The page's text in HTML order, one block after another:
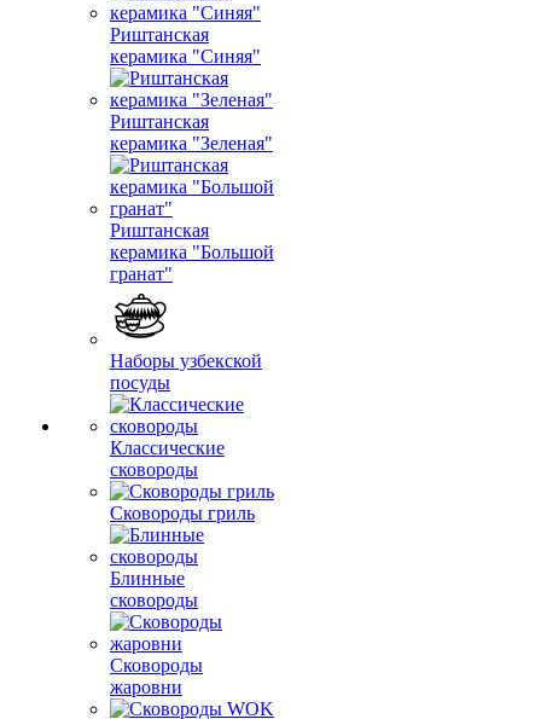
Риштанская
керамика "Синяя"
Риштанская
керамика "Зеленая"
Риштанская
керамика "Большой
гранат"
Наборы узбекской
посуды
Классические
сковороды
Сковороды гриль
Блинные
сковороды
Сковороды
жаровни